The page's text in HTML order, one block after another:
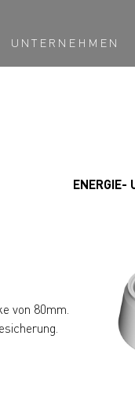
UNTERNEHMEN
ENERGIE-
von 80mm.